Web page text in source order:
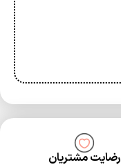
رضایت مشتریان